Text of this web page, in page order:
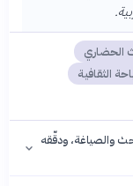
الحضاري
الثقافية
والصياغة، ودقّقه